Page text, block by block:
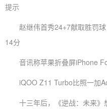
提示
赵继伟首秀24+7献取胜罚球
14分
音讯称苹果折叠屏iPhone
iQOO Z11 Turbo比照一加
十三年后，《逆战：未来》